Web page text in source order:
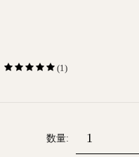
(1)
数量: